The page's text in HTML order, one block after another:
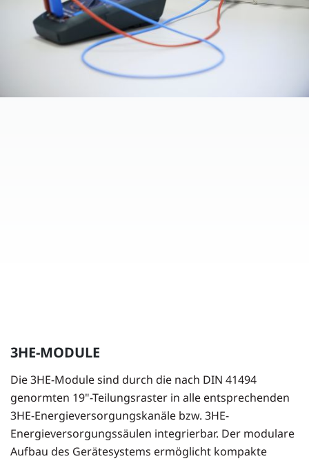
3HE-MODULE
Die 3HE-Module sind durch die nach DIN 41494
genormten 19"-Teilungsraster in alle entsprechenden
3HE-Energieversorgungskanäle bzw. 3HE-
Energieversorgungssäulen integrierbar. Der modulare
Aufbau des Gerätesystems ermöglicht kompakte